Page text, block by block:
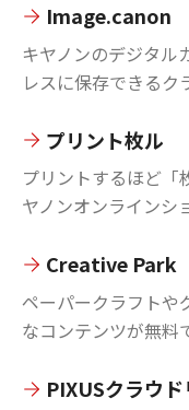
Image.canon
キヤノンのデジタル
レスに保存できるク
プリント枚ル
プリントするほど「
ヤノンオンラインシ
Creative Park
ペーパークラフトや
なコンテンツが無料
PIXUSクラウド